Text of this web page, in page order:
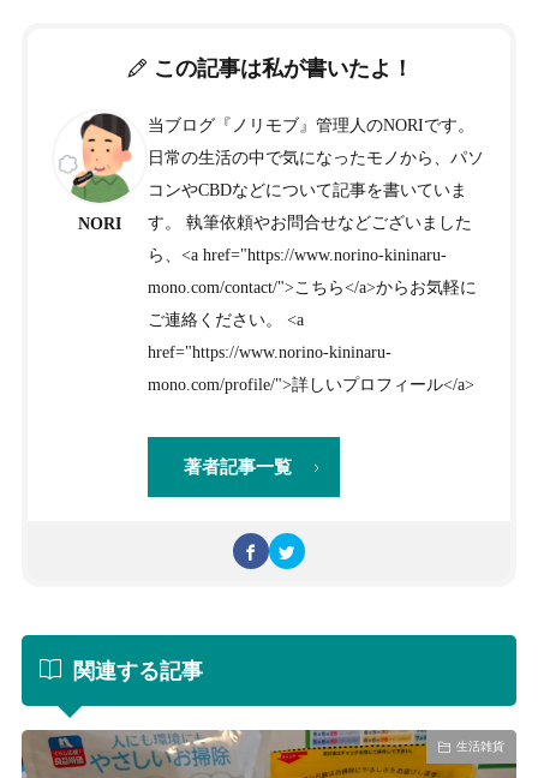
この記事は私が書いたよ！
NORI
当ブログ『ノリモブ』管理人のNORIです。
日常の生活の中で気になったモノから、パソ
コンやCBDなどについて記事を書いていま
す。 執筆依頼やお問合せなどございました
ら、<a href="https://www.norino-kininaru-
mono.com/contact/">こちら</a>からお気軽に
ご連絡ください。 <a
href="https://www.norino-kininaru-
mono.com/profile/">詳しいプロフィール</a>
著者記事一覧
関連する記事
生活雑貨